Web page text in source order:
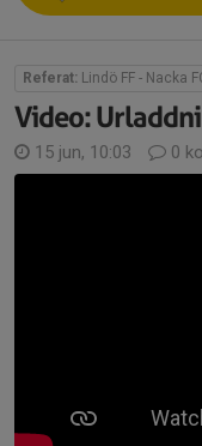
Referat: Lindö FF - Nacka
Video:
15 jun, 10:03 0